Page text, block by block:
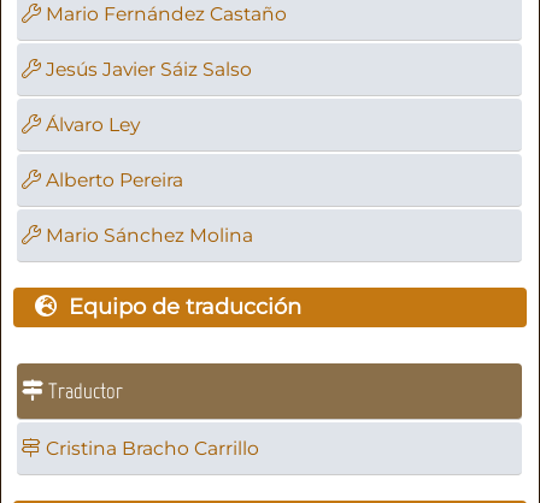
Mario Fernández Castaño
Jesús Javier Sáiz Salso
Álvaro Ley
Alberto Pereira
Mario Sánchez Molina
Equipo de traducción
Traductor
Cristina Bracho Carrillo